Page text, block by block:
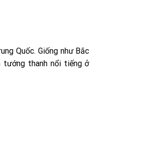
Quốc. Giống như Bắc
tướng thanh nổi tiếng ở